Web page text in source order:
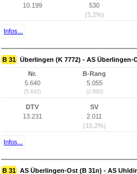
10.199
530
(5,2%)
Infos...
B 31 Überlingen (K 7772) - AS Überlingen-
Nr.
5.640
(5.642)
B-Rang
5.055
(2.690)
DTV
13.231
SV
2.011
(15,2%)
Infos...
B 31 AS Überlingen-Ost (B 31n) - AS